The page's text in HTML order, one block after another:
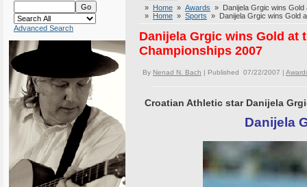
Advanced Search
» Home » Awards » Danijela Grgic wins Gold
» Home » Sports » Danijela Grgic wins Gold
Danijela Grgic wins Gold at
Championships 2007
By Nenad N. Bach | Published 07/22/2007 |
Croatian Athletic star Danijela
Danijela